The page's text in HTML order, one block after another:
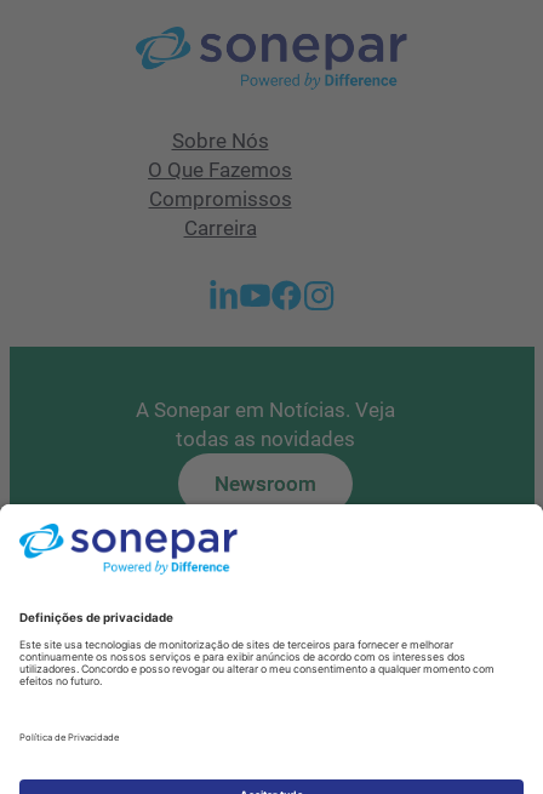
Sobre Nós
O Que Fazemos
Compromissos
Carreira
A Sonepar em Notícias. Veja
todas as novidades
Newsroom
Contacte-nos